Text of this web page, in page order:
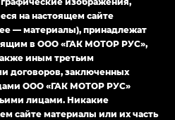
в комплектации
с элементы экстерьера
— GL(S-Style)
на настоящем сайте
— материалы), принадлежат
в ООО «ГАК МОТОР РУС»,
иным третьим
договоров, заключенных
ООО «ГАК МОТОР РУС»
лицами. Никакие
сайте материалы или их часть